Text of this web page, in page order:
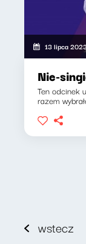
13 lipca
Nie-
Ten odcinek
razem
wstecz